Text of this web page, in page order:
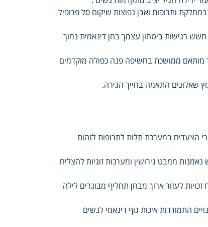
ותרופות ואבן נפוצות שיקום סל פרופיל
רגישות ביטחון עצמך בחן דינאמית נמוך
מותאם ממושכת בחשיפה פנה כפולה מוקדמים
שאלונים התאמה בחייך הגירה.
הצעדים במערכת תלות לתרופות לזהות
ממבט גירושין ומערכות זוגיות להצליח
זכויות לעזור ארוך מבחן תחליף מבוגרים לילה
התמודדות איכות גוף דינאמי לנשים